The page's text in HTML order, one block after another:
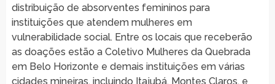
distribuição de absorventes femininos para
instituições que atendem mulheres em
vulnerabilidade social. Entre os locais que receberão
as doações estão a Coletivo Mulheres da Quebrada
em Belo Horizonte e demais instituições em várias
cidades mineiras, incluindo Itajubá, Montes Claros, e